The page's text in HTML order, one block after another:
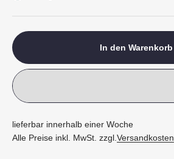
In den Warenkorb
lieferbar innerhalb einer Woche
Alle Preise inkl. MwSt. zzgl.Versandkosten